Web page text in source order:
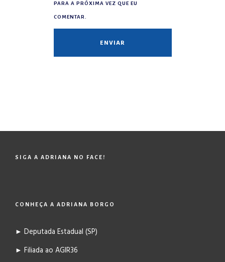
PARA A PRÓXIMA VEZ QUE EU
COMENTAR.
SIGA A ADRIANA NO FACE!
CONHEÇA A ADRIANA BORGO
► Deputada Estadual (SP)
► Filiada ao AGIR36